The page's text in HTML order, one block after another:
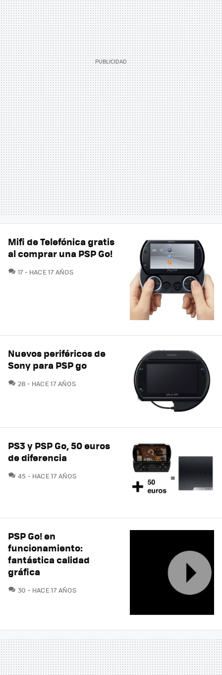
Mifi de Telefónica gratis
al comprar una PSP Go!
17COMENTARIOS
HACE 17 AÑOS
Nuevos periféricos de
Sony para PSP go
28 COMENTARIOS
HACE 17 AÑOS
PS3 y PSP Go, 50 euros
de diferencia
45 COMENTARIOS
HACE 17 AÑOS
PSP Go! en
funcionamiento:
fantástica calidad
gráfica
30 COMENTARIOS
HACE 17 AÑOS